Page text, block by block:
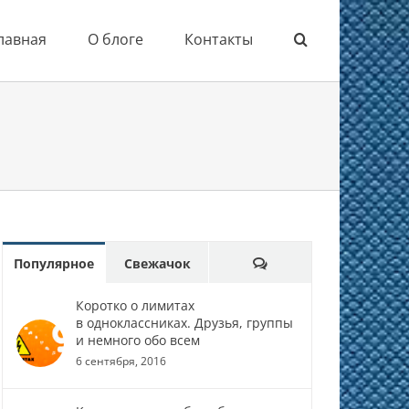
О блоге Контакты
Популярное Свежачок Comments
Коротко о лимитах
в одноклассниках. Друзья, группы
и немного обо всем
6 сентября, 2016